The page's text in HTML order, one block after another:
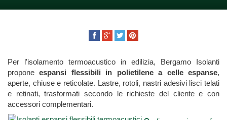
Per l’isolamento termoacustico in edilizia, Bergamo Isolanti
proponeespansi flessibili in polietilene a celle espanse,
aperte, chiuse e reticolate. Lastre, rotoli, nastri adesivi lisci telati
e retinati, trasformati secondo le richieste del cliente e con
accessori complementari.